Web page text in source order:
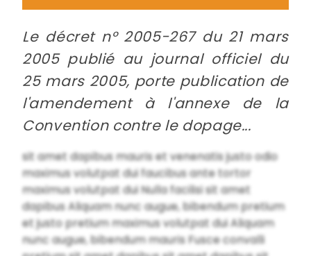
Le décret n° 2005-267 du 21 mars
2005 publié au journal officiel du
25 mars 2005, porte publication de
l'amendement à l'annexe de la
Convention contre le dopage...
sit amet dapibus mauris et venenatis justo odio
maximus volutpat dui faucibus ante tortor
maximus volutpat dui Nulla facilisi sit amet
dapibus Aliquam nunc augue, bibendum pretium
et justo pretium maximus volutpat dui Aliquam
nunc augue, bibendum mauris Fusce convalli